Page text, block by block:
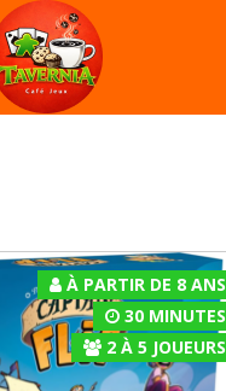
À PARTIR DE 8 ANS
30 MINUTES
2À 5 JOUEURS